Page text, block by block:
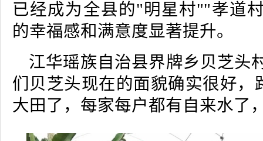
已经成为全县的"明星村""孝道
的幸福感和满意度显著提升。
江华瑶族自治县界牌乡贝芝头
们贝芝头现在的面貌确实很好，
大田了，每家每户都有自来水了